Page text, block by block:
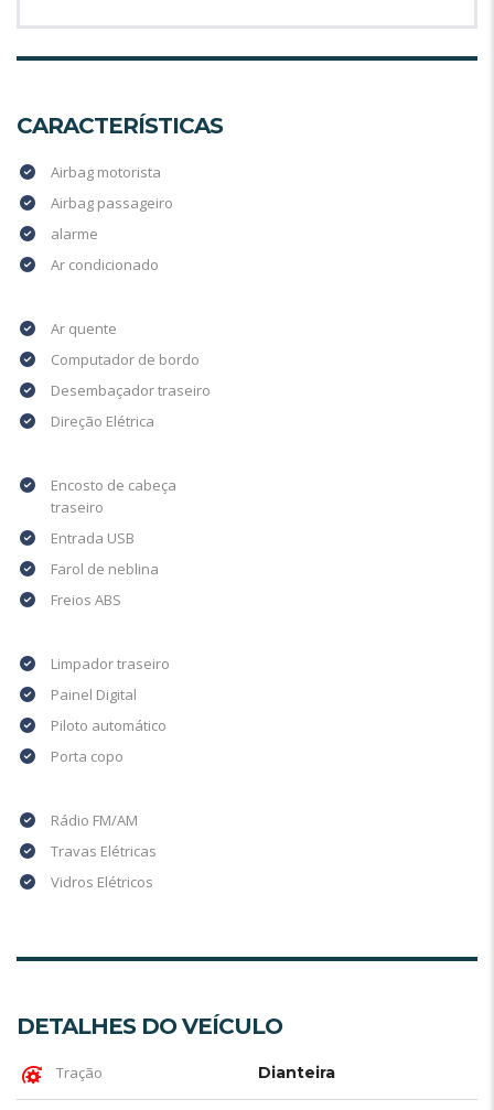
CARACTERÍSTICAS
Airbag motorista
Airbag passageiro
alarme
Ar condicionado
Ar quente
Computador de bordo
Desembaçador traseiro
Direção Elétrica
Encosto de cabeça
traseiro
Entrada USB
Farol de neblina
Freios ABS
Limpador traseiro
Painel Digital
Piloto automático
Porta copo
Rádio FM/AM
Travas Elétricas
Vidros Elétricos
DETALHES DO VEÍCULO
Tração Dianteira